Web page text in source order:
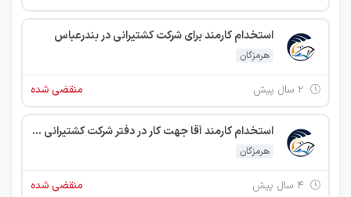
استخدام کارمند برای شرکت کشتیرانی در بندرعباس
هرمزگان
منقضی شده
استخدام کارمند آقا جهت کار در دفتر شرکت کشتیرانی در بندرعباس
هرمزگان
منقضی شده